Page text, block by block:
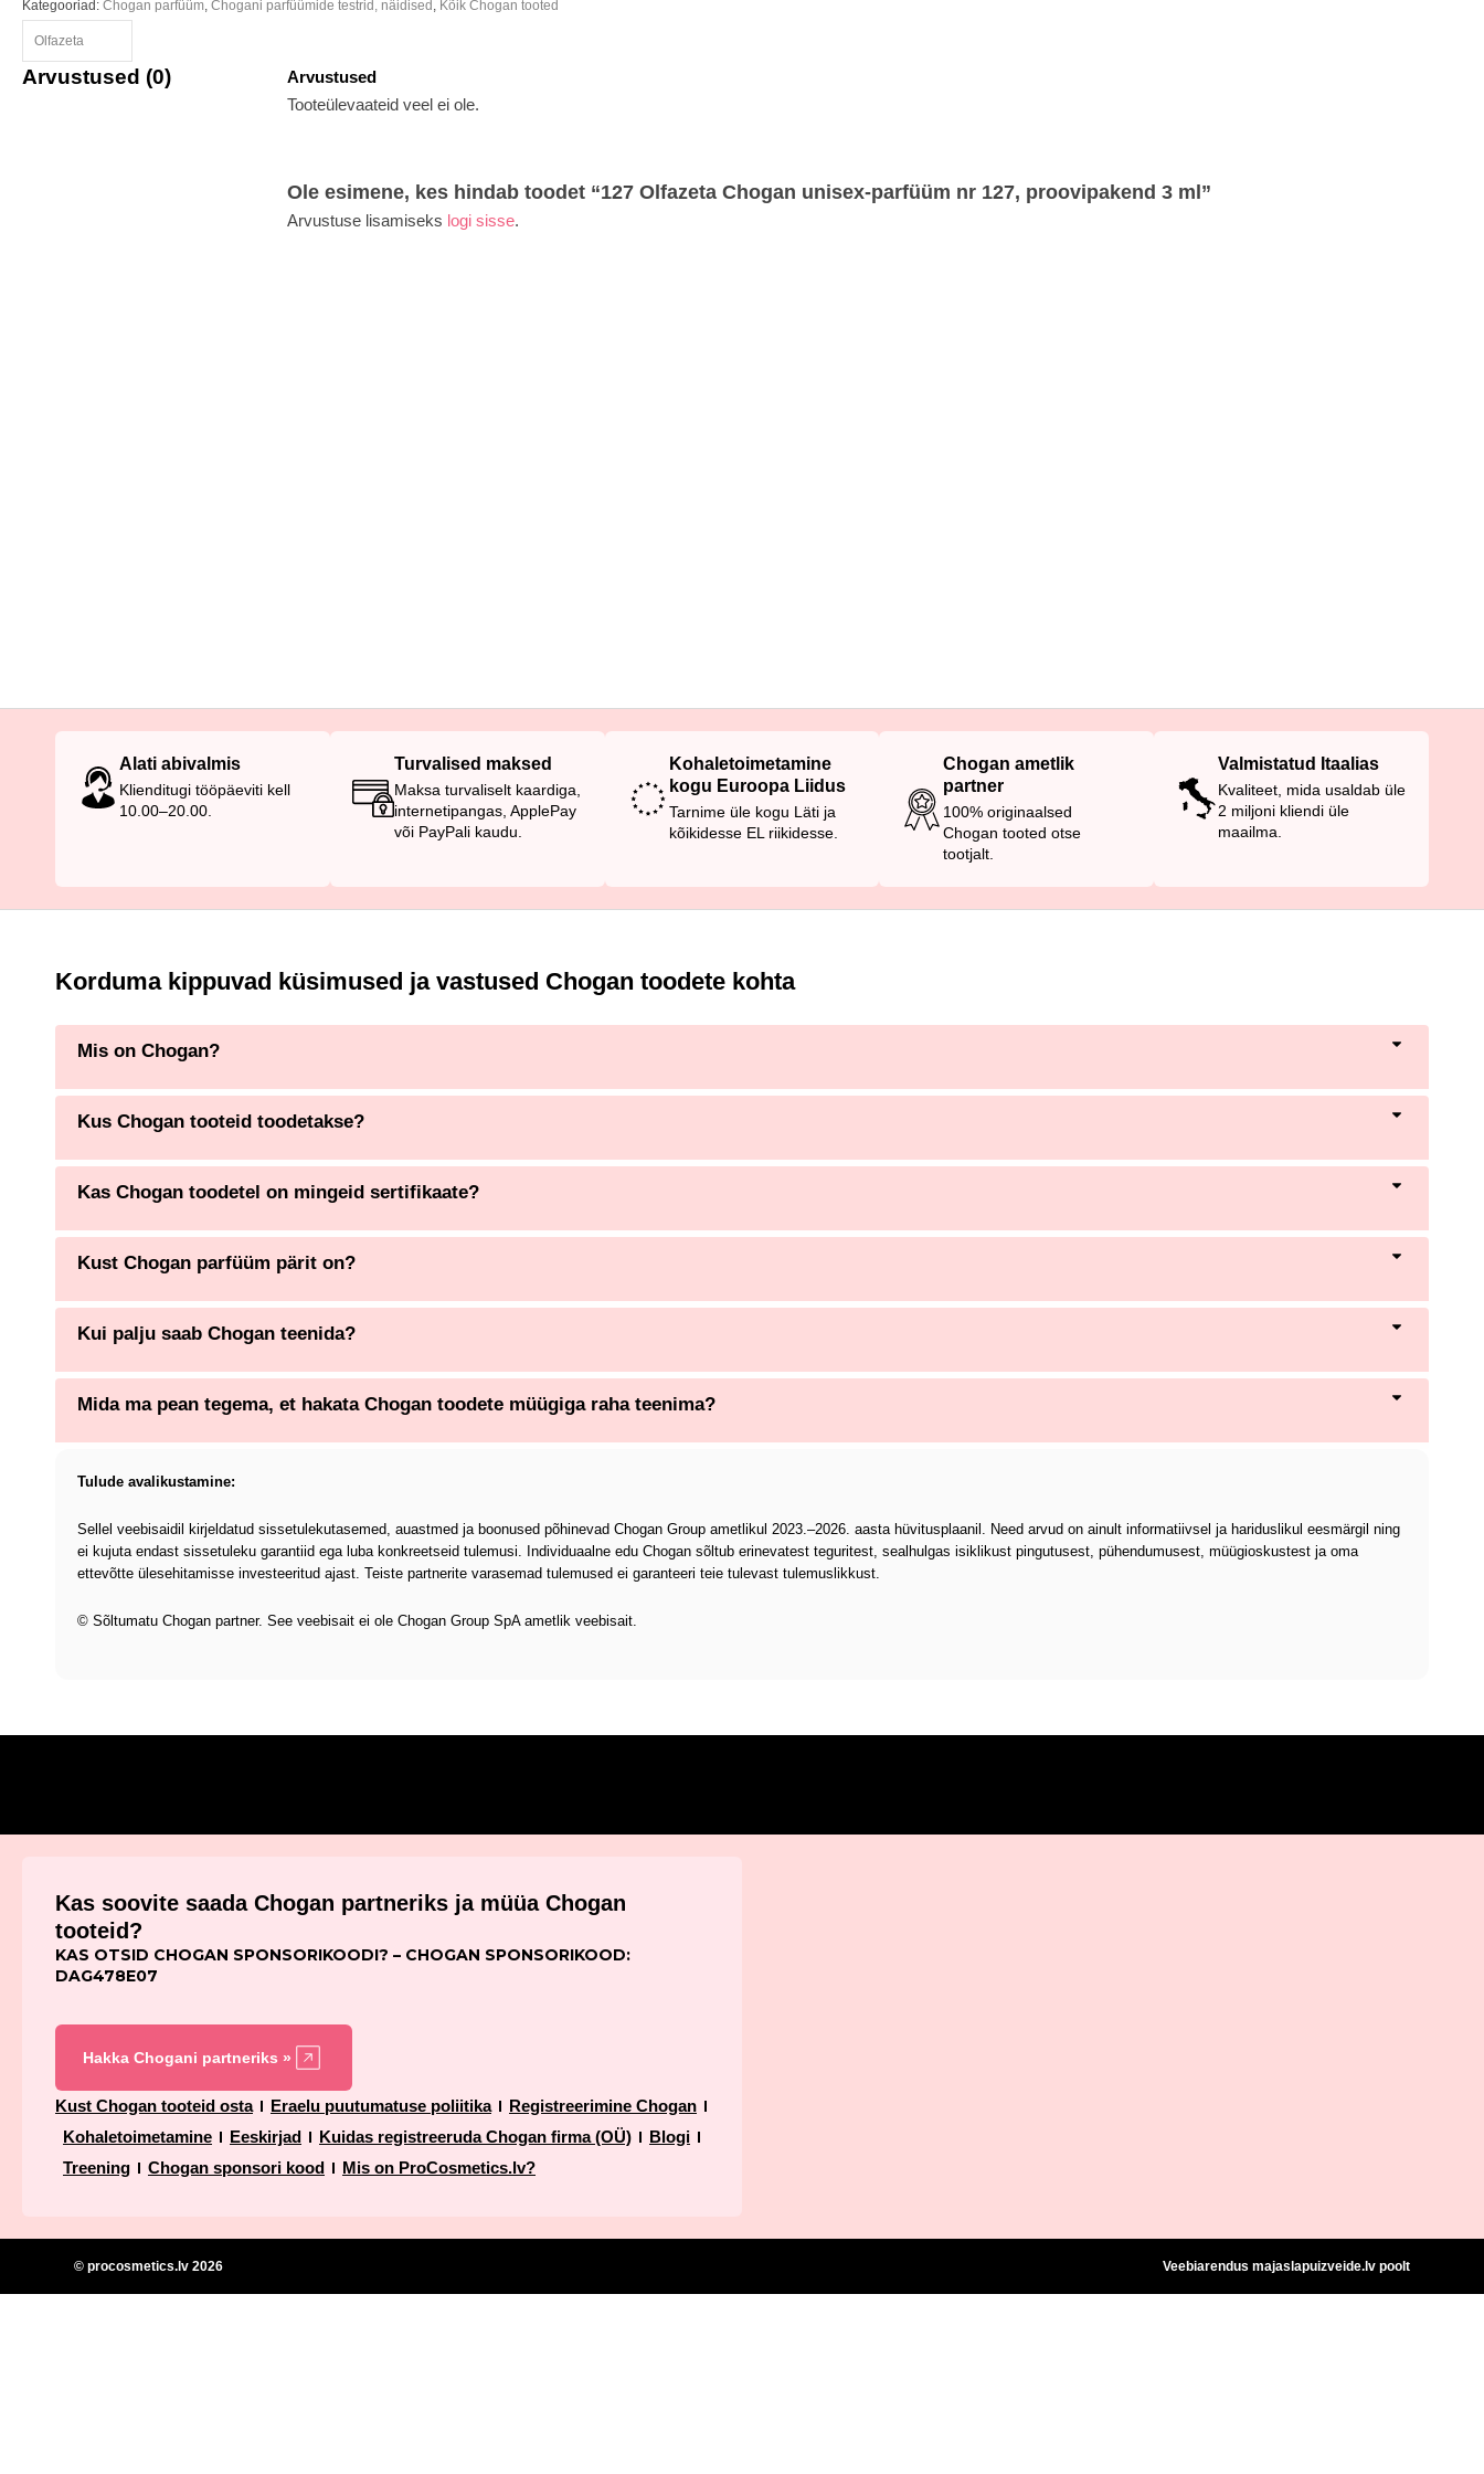
Kategooriad: Chogan parfüüm, Chogani parfüümide testrid, näidised , Kõik Chogan tooted
Olfazeta
Arvustused (0)
Arvustused
Tooteülevaateid veel ei ole.
Ole esimene, kes hindab toodet “127 Olfazeta Chogan unisex-parfüüm nr 127, proovipakend 3 ml”
Arvustuse lisamiseks logi sisse.
Alati abivalmis
Klienditugi tööpäeviti kell
10.00–20.00.
Turvalised maksed
Maksa turvaliselt kaardiga,
internetipangas, ApplePay
või PayPali kaudu.
Kohaletoimetamine
kogu Euroopa Liidus
Tarnime üle kogu Läti ja
kõikidesse EL riikidesse.
Chogan ametlik
partner
100% originaalsed
Chogan tooted otse
tootjalt.
Valmistatud Itaalias
Kvaliteet, mida usaldab üle
2 miljoni kliendi üle
maailma.
Korduma kippuvad küsimused ja vastused Chogan toodete kohta
Mis on Chogan?
Kus Chogan tooteid toodetakse?
Kas Chogan toodetel on mingeid sertifikaate?
Kust Chogan parfüüm pärit on?
Kui palju saab Chogan teenida?
Mida ma pean tegema, et hakata Chogan toodete müügiga raha teenima?
Tulude avalikustamine:
Sellel veebisaidil kirjeldatud sissetulekutasemed, auastmed ja boonused põhinevad Chogan Group ametlikul 2023.–2026. aasta hüvitusplaanil. Need arvud on ainult informatiivsel ja hariduslikul eesmärgil ning
ei kujuta endast sissetuleku garantiid ega luba konkreetseid tulemusi. Individuaalne edu Chogan sõltub erinevatest teguritest, sealhulgas isiklikust pingutusest, pühendumusest, müügioskustest ja oma
ettevõtte ülesehitamisse investeeritud ajast. Teiste partnerite varasemad tulemused ei garanteeri teie tulevast tulemuslikkust.
© Sõltumatu Chogan partner. See veebisait ei ole Chogan Group SpA ametlik veebisait.
Kas soovite saada Chogan partneriks ja müüa Chogan
tooteid?
KAS OTSID CHOGAN SPONSORIKOODI? – CHOGAN SPONSORIKOOD:
DAG478E07
Hakka Chogani partneriks »
Kust Chogan tooteid osta Eraelu puutumatuse poliitika
Registreerimine Chogan
Kohaletoimetamine
Eeskirjad Kuidas registreeruda Chogan firma (OÜ)
Blogi
Treening
Chogan sponsori kood Mis on ProCosmetics.lv?
© procosmetics.lv 2026 Veebiarendus majaslapuizveide.lv poolt